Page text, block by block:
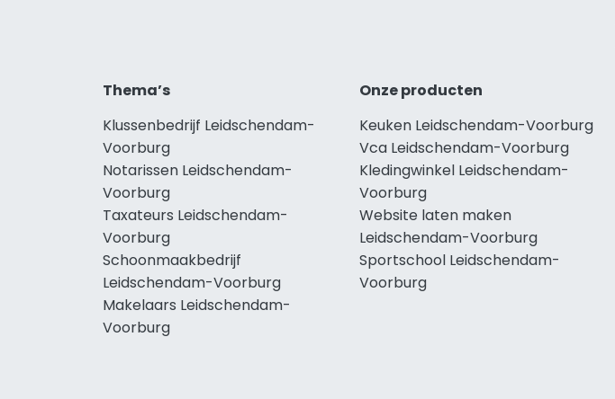
Thema’s
Klussenbedrijf Leidschendam-
Voorburg
Notarissen Leidschendam-
Voorburg
Taxateurs Leidschendam-
Voorburg
Schoonmaakbedrijf
Leidschendam-Voorburg
Makelaars Leidschendam-
Voorburg
Onze producten
Keuken Leidschendam-Voorburg
Vca Leidschendam-Voorburg
Kledingwinkel Leidschendam-
Voorburg
Website laten maken
Leidschendam-Voorburg
Sportschool Leidschendam-
Voorburg